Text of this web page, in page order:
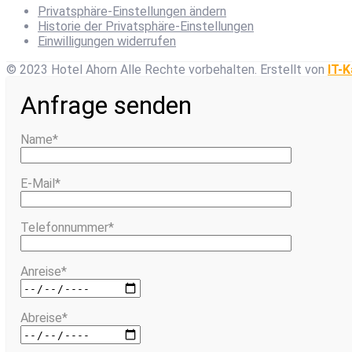
Privatsphäre-Einstellungen ändern
Historie der Privatsphäre-Einstellungen
Einwilligungen widerrufen
© 2023 Hotel Ahorn Alle Rechte vorbehalten. Erstellt von IT-
Anfrage senden
Name*
E-Mail*
Telefonnummer*
Anreise*
Abreise*